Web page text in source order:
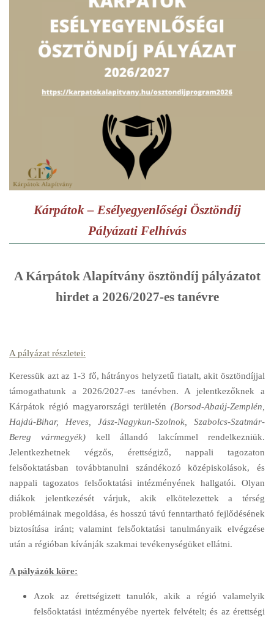
Kárpátok – Esélyegyenlőségi Ösztöndíj
Pályázati Felhívás
A Kárpátok Alapítvány ösztöndíj pályázatot
hirdet a 2026/2027-es tanévre
A pályázat részletei:
Keressük azt az 1-3 fő, hátrányos helyzetű fiatalt, akit ösztöndíjjal
támogathatunk a 2026/2027-es tanévben. A jelentkezőknek a
Kárpátok régió magyarországi területén (Borsod-Abaúj-Zemplén,
Hajdú-Bihar, Heves, Jász-Nagykun-Szolnok, Szabolcs-Szatmár-
Bereg vármegyék) kell állandó lakcímmel rendelkezniük.
Jelentkezhetnek végzős, érettségiző, nappali tagozaton
felsőoktatásban továbbtanulni szándékozó középiskolások, és
nappali tagozatos felsőoktatási intézményének hallgatói. Olyan
diákok jelentkezését várjuk, akik elkötelezettek a térség
problémáinak megoldása, és hosszú távú fenntartható fejlődésének
biztosítása iránt; valamint felsőoktatási tanulmányaik elvégzése
után a régióban kívánják szakmai tevékenységüket ellátni.
A pályázók köre:
Azok az érettségizett tanulók, akik a régió valamelyik
felsőoktatási intézményébe nyertek felvételt; és az érettségi